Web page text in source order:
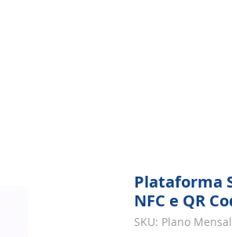
Plataforma
NFC e QR
SKU: Plano Mensal